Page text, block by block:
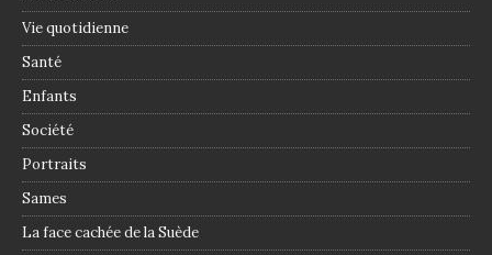
Vie quotidienne
Santé
Enfants
Société
Portraits
Sames
La face cachée de la Suède